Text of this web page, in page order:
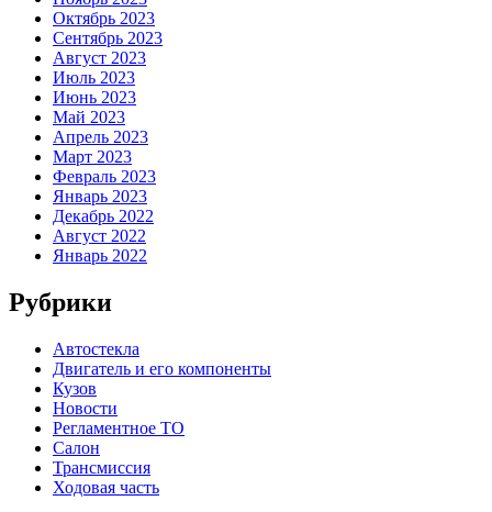
Октябрь 2023
Сентябрь 2023
Август 2023
Июль 2023
Июнь 2023
Май 2023
Апрель 2023
Март 2023
Февраль 2023
Январь 2023
Декабрь 2022
Август 2022
Январь 2022
Рубрики
Автостекла
Двигатель и его компоненты
Кузов
Новости
Регламентное ТО
Салон
Трансмиссия
Ходовая часть